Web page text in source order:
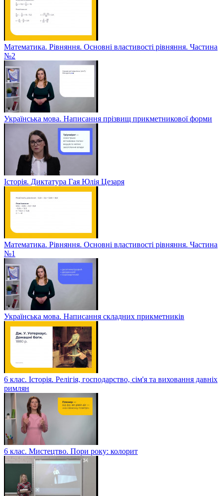
Математика. Рівняння. Основні властивості рівняння. Частина
№2
Українська мова. Написання прізвищ прикметникової форми
Історія. Диктатура Гая Юлія Цезаря
Математика. Рівняння. Основні властивості рівняння. Частина
№1
Українська мова. Написання складних прикметників
6 клас. Історія. Релігія, господарство, сім'я та виховання давніх
римлян
6 клас. Мистецтво. Пори року: колорит